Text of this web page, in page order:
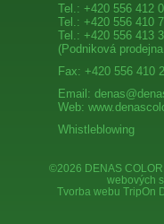
Tel.: +420 556 412
Tel.: +420 556 410
Tel.: +420 556 413
(Podniková prodejna
Fax: +420 556 410
Email:
Web:
Whistleblowing
©2026 DENAS
webových
Tvorba webu TripOn